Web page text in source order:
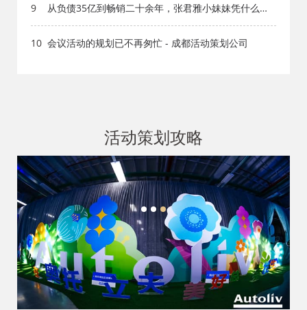
9
从负债35亿到畅销二十余年，张君雅小妹妹凭什么？ -
10 会议活动的规划已不再匆忙 - 成都活动策划公司
活动策划攻略
1 2 3